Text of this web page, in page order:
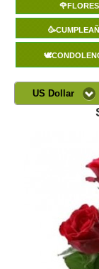
🌹FLORES
US Dollar